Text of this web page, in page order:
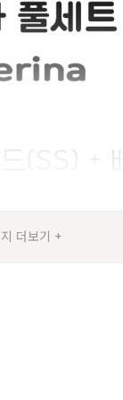
더보기 +